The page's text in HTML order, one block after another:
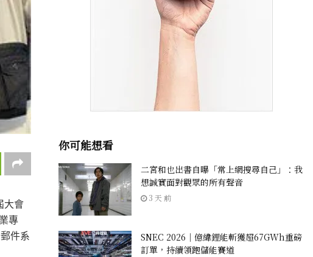
大會
專
件系
你可能想看
二宮和也出書自曝「常上網搜尋自己」：我
想誠實面對觀眾的所有聲音
3 天 前
SNEC 2026｜億緯鋰能斬獲超67GWh重磅
訂單，持續領跑儲能賽道